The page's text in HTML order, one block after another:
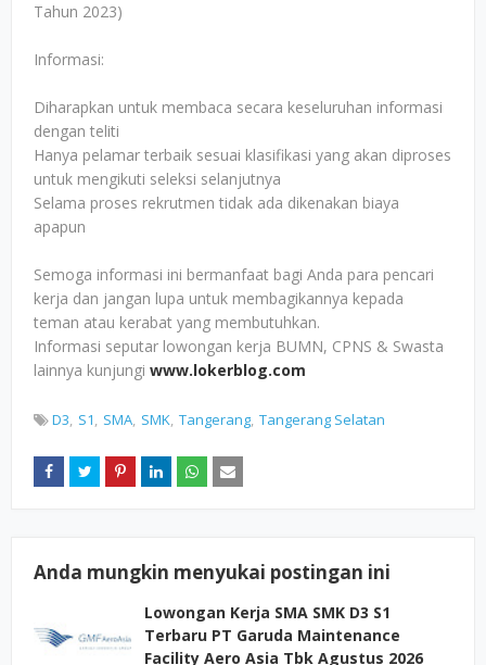
Tahun 2023)
Informasi:
Diharapkan untuk membaca secara keseluruhan informasi
dengan teliti
Hanya pelamar terbaik sesuai klasifikasi yang akan diproses
untuk mengikuti seleksi selanjutnya
Selama proses rekrutmen tidak ada dikenakan biaya
apapun
Semoga informasi ini bermanfaat bagi Anda para pencari
kerja dan jangan lupa untuk membagikannya kepada
teman atau kerabat yang membutuhkan.
Informasi seputar lowongan kerja BUMN, CPNS & Swasta
lainnya kunjungi www.lokerblog.com
D3 S1 SMA SMK Tangerang Tangerang Selatan
Anda mungkin menyukai postingan ini
Lowongan Kerja SMA SMK D3 S1
Terbaru PT Garuda Maintenance
Facility Aero Asia Tbk Agustus 2026